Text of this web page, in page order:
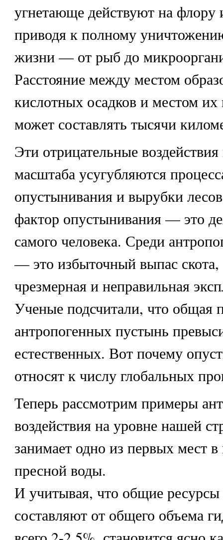
угнетающе действуют на флору
приводя к полному
жизни — от рыб до
Расстояние между местом
кислотных осадков и местом
может составлять тысячи
Эти отрицательные воздействия
масштаба усугубляются
опустынивания и вырубки
фактор опустынивания — это
самого человека. Среди
— это избыточный выпас скота,
чрезмерная и неправильная
Ученые подсчитали, что общая
антропогенных пустынь
естественных. Вот почему
относят к числу глобальных
Теперь рассмотрим примеры
воздействия на уровне нашей
занимает одно из первых мест
пресной воды.
И учитывая, что общие
составляют от общего объема